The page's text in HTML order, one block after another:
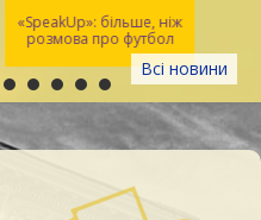
Всі новини
«SpeakUp»: більше, ніж
розмова про футбол